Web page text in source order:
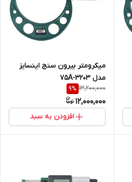
میکرومتر بیرون سنج اینسایز
مدل 75A-3203
13,200,000
9%
12,000,000
افزودن به سبد